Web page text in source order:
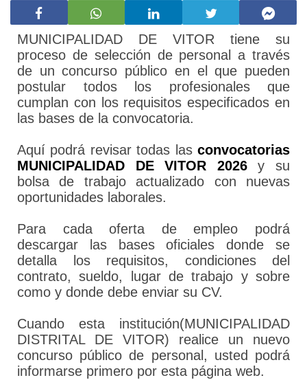
MUNICIPALIDAD DE VITOR tiene su
proceso de selección de personal a través
de un concurso público en el que pueden
postular todos los profesionales que
cumplan con los requisitos especificados en
las bases de la convocatoria.
Aquí podrá revisar todas las convocatorias
MUNICIPALIDAD DE VITOR 2026y su
bolsa de trabajo actualizado con nuevas
oportunidades laborales.
Para cada oferta de empleo podrá
descargar las bases oficiales donde se
detalla los requisitos, condiciones del
contrato, sueldo, lugar de trabajo y sobre
como y donde debe enviar su CV.
Cuando esta institución(MUNICIPALIDAD
DISTRITAL DE VITOR) realice un nuevo
concurso público de personal, usted podrá
informarse primero por esta página web.